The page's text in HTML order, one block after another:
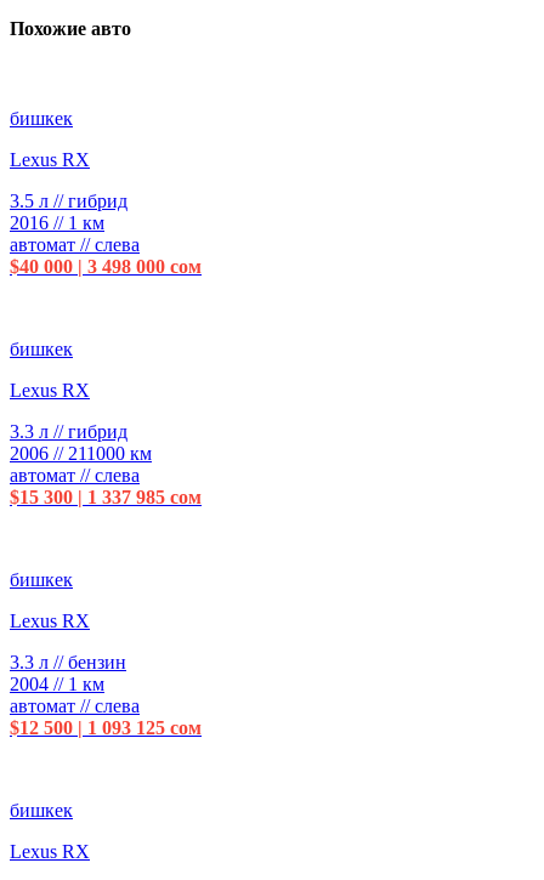
Похожие авто
бишкек
Lexus RX
3.5 л // гибрид
2016 // 1 км
автомат // слева
$40 000 | 3 498 000 сом
бишкек
Lexus RX
3.3 л // гибрид
2006 // 211000 км
автомат // слева
$15 300 | 1 337 985 сом
бишкек
Lexus RX
3.3 л // бензин
2004 // 1 км
автомат // слева
$12 500 | 1 093 125 сом
бишкек
Lexus RX